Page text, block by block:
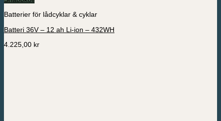
Batterier för lådcyklar & cyklar
Batteri 36V – 12 ah Li-ion – 432WH
4.225,00 kr